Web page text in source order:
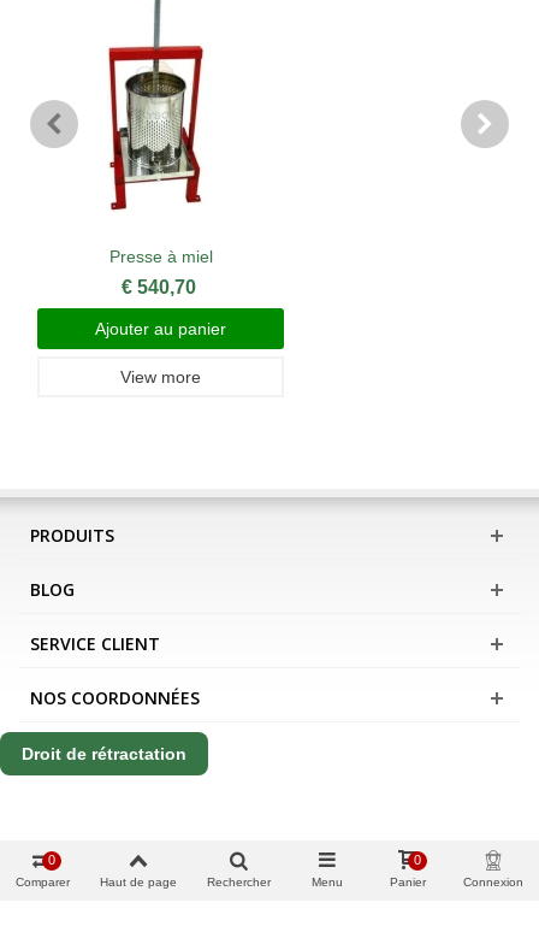
Presse à miel
€ 540,70
Ajouter au panier
View more
PRODUITS
BLOG
SERVICE CLIENT
NOS COORDONNÉES
Droit de rétractation
Comparer
0
Haut de page Rechercher Menu Panier
0
Connexion